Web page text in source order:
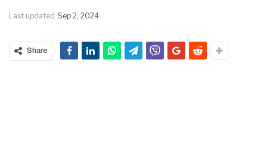
Last updated Sep 2, 2024
Share